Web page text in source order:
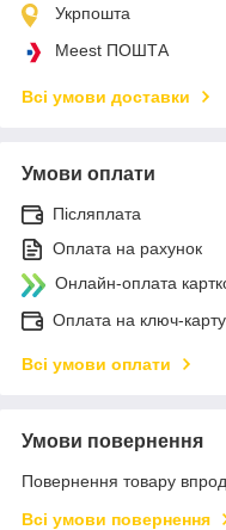
Укрпошта
Meest ПОШТА
Всі умови доставки
Умови оплати
Післяплата
Оплата на рахунок
Онлайн-оплата
Оплата на ключ-
Всі умови оплати
Умови повернення
Повернення товару
Всі умови повернення